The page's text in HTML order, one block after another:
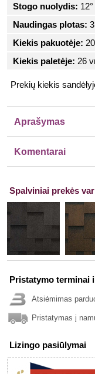
Stogo nuolydis: 12°
Naudingas plotas:
Kiekis pakuotėje:
Kiekis paletėje: 26
Prekių kiekis
Aprašymas
Komentarai
Spalviniai prekės
Pristatymo terminai
Atsiėmimas
Pristatymas į
Lizingo pasiūlymai